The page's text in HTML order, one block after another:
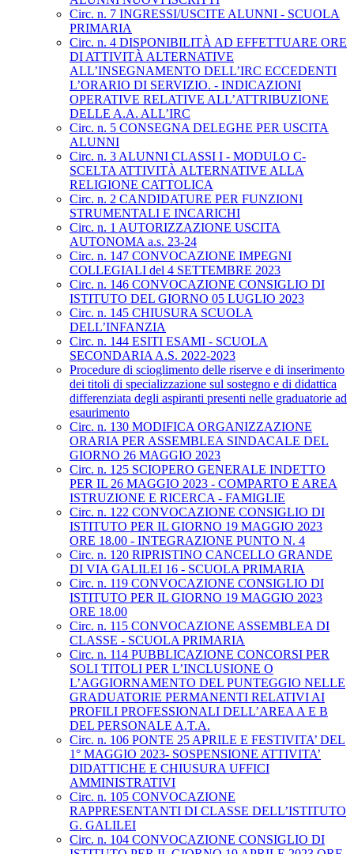
Circ. n. 7 INGRESSI/USCITE ALUNNI - SCUOLA
PRIMARIA
Circ. n. 4 DISPONIBILITÀ AD EFFETTUARE ORE
DI ATTIVITÀ ALTERNATIVE
ALL’INSEGNAMENTO DELL’IRC ECCEDENTI
L’ORARIO DI SERVIZIO. - INDICAZIONI
OPERATIVE RELATIVE ALL’ATTRIBUZIONE
DELLE A.A. ALL’IRC
Circ. n. 5 CONSEGNA DELEGHE PER USCITA
ALUNNI
Circ. n. 3 ALUNNI CLASSI I - MODULO C-
SCELTA ATTIVITÀ ALTERNATIVE ALLA
RELIGIONE CATTOLICA
Circ. n. 2 CANDIDATURE PER FUNZIONI
STRUMENTALI E INCARICHI
Circ. n. 1 AUTORIZZAZIONE USCITA
AUTONOMA a.s. 23-24
Circ. n. 147 CONVOCAZIONE IMPEGNI
COLLEGIALI del 4 SETTEMBRE 2023
Circ. n. 146 CONVOCAZIONE CONSIGLIO DI
ISTITUTO DEL GIORNO 05 LUGLIO 2023
Circ. n. 145 CHIUSURA SCUOLA
DELL’INFANZIA
Circ. n. 144 ESITI ESAMI - SCUOLA
SECONDARIA A.S. 2022-2023
Procedure di scioglimento delle riserve e di inserimento
dei titoli di specializzazione sul sostegno e di didattica
differenziata degli aspiranti presenti nelle graduatorie ad
esaurimento
Circ. n. 130 MODIFICA ORGANIZZAZIONE
ORARIA PER ASSEMBLEA SINDACALE DEL
GIORNO 26 MAGGIO 2023
Circ. n. 125 SCIOPERO GENERALE INDETTO
PER IL 26 MAGGIO 2023 - COMPARTO E AREA
ISTRUZIONE E RICERCA - FAMIGLIE
Circ. n. 122 CONVOCAZIONE CONSIGLIO DI
ISTITUTO PER IL GIORNO 19 MAGGIO 2023
ORE 18.00 - INTEGRAZIONE PUNTO N. 4
Circ. n. 120 RIPRISTINO CANCELLO GRANDE
DI VIA GALILEI 16 - SCUOLA PRIMARIA
Circ. n. 119 CONVOCAZIONE CONSIGLIO DI
ISTITUTO PER IL GIORNO 19 MAGGIO 2023
ORE 18.00
Circ. n. 115 CONVOCAZIONE ASSEMBLEA DI
CLASSE - SCUOLA PRIMARIA
Circ. n. 114 PUBBLICAZIONE CONCORSI PER
SOLI TITOLI PER L’INCLUSIONE O
L’AGGIORNAMENTO DEL PUNTEGGIO NELLE
GRADUATORIE PERMANENTI RELATIVI AI
PROFILI PROFESSIONALI DELL’AREA A E B
DEL PERSONALE A.T.A.
Circ. n. 106 PONTE 25 APRILE E FESTIVITA’ DEL
1° MAGGIO 2023- SOSPENSIONE ATTIVITA’
DIDATTICHE E CHIUSURA UFFICI
AMMINISTRATIVI
Circ. n. 105 CONVOCAZIONE
RAPPRESENTANTI DI CLASSE DELL’ISTITUTO
G. GALILEI
Circ. n. 104 CONVOCAZIONE CONSIGLIO DI